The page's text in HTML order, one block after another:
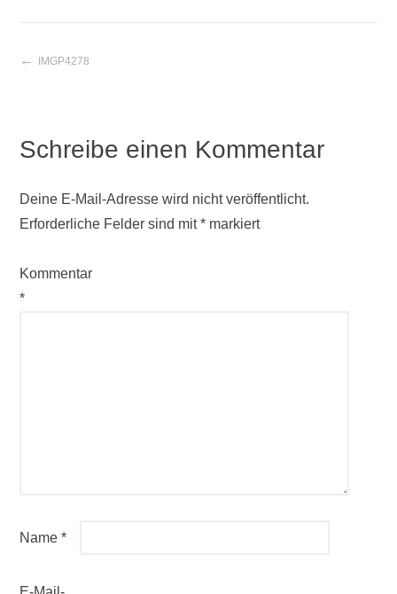
Beitragsnavigation
IMGP4278
Schreibe einen Kommentar
Deine E-Mail-Adresse wird nicht veröffentlicht.
Erforderliche Felder sind mit* markiert
Kommentar
*
Name*